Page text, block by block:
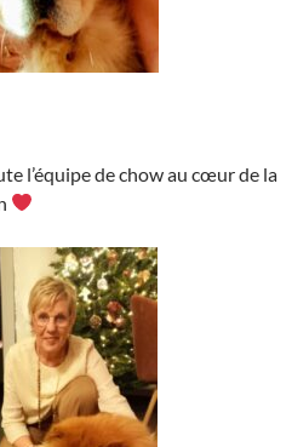
l’équipe de chow au cœur de la